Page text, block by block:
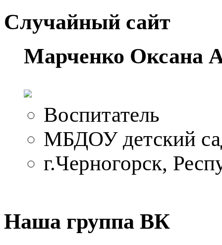
Случайный сайт
Марченко Оксана
Воспитатель
МБДОУ детский
г.Черногорск,
Наша группа ВК